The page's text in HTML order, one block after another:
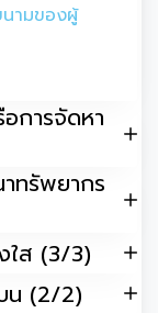
นามของผู้
การจัดหา
ทรัพยากร
ใส (3/3)
น (2/2)